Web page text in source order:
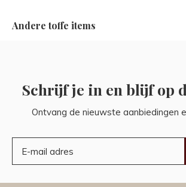
Andere toffe items
Schrijf je in en blijf op
Ontvang de nieuwste aanbiedingen